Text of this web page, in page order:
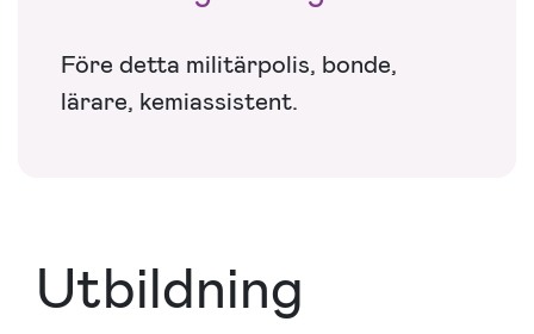
Före detta militärpolis, bonde,
lärare, kemiassistent.
Utbildning